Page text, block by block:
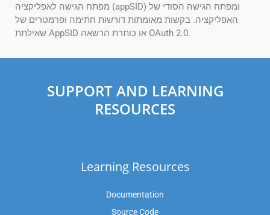
מפתח הגישה לאפליקציה (appSID) ומפתח הגישה הסודי של
האפליקציה. בקשות מאומתות דורשות חתימה ופרמטרים של
שאילתת AppSID או כותרת הרשאה OAuth 2.0.
SUPPORT AND LEARNING
RESOURCES
Learning Resources
Documentation
Source Code